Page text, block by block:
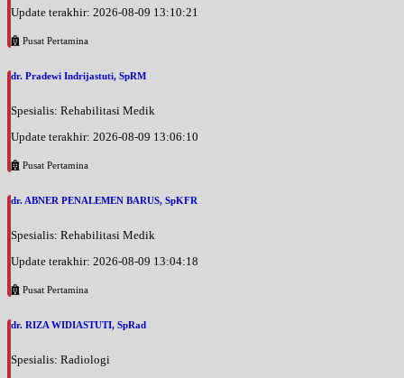
Update terakhir: 2026-08-09 13:10:21
Pusat Pertamina
dr. Pradewi Indrijastuti, SpRM
Spesialis: Rehabilitasi Medik
Update terakhir: 2026-08-09 13:06:10
Pusat Pertamina
dr. ABNER PENALEMEN BARUS, SpKFR
Spesialis: Rehabilitasi Medik
Update terakhir: 2026-08-09 13:04:18
Pusat Pertamina
dr. RIZA WIDIASTUTI, SpRad
Spesialis: Radiologi